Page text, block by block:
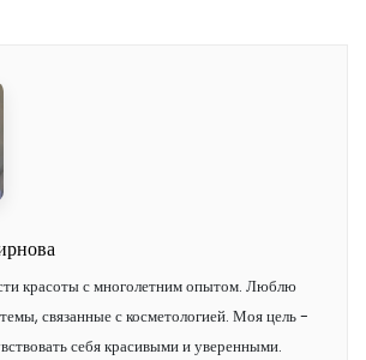
красоты с многолетним опытом. Люблю
связанные с косметологией. Моя цель -
себя красивыми и уверенными.